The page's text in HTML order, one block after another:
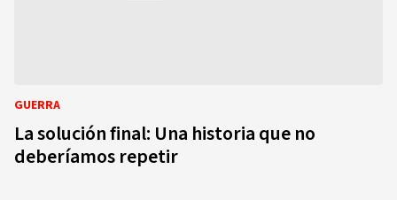
GUERRA
La solución final: Una historia que no
deberíamos repetir